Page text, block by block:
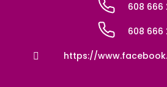
608 666
608 666
https://